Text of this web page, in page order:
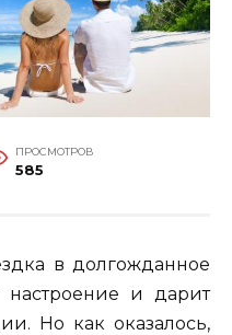
ПРОСМОТРОВ
585
в долгожданное
настроение и дарит
Но как оказалось,